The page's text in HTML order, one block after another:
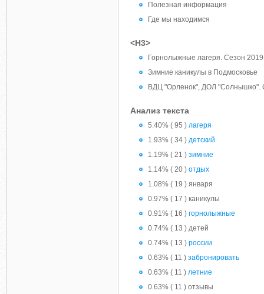
Полезная информация
Где мы находимся
<H3>
Горнолыжные лагеря. Сезон
Зимние каникулы в Подмосковье
ВДЦ "Орленок", ДОЛ "Солнышко".
Анализ текста
5.40% ( 95 ) лагеря
1.93% ( 34 ) детский
1.19% ( 21 ) зимние
1.14% ( 20 ) отдых
1.08% ( 19 ) января
0.97% ( 17 ) каникулы
0.91% ( 16 ) горнолыжные
0.74% ( 13 ) детей
0.74% ( 13 ) россии
0.63% ( 11 ) забронировать
0.63% ( 11 ) летние
0.63% ( 11 ) отзывы